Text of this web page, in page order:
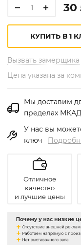
30
Вызвать замерщика
КУПИТЬ В 1
Цена указана за
Мы доставим
пределах
У нас вы
ключ
Отличное
качество
и лучшие цены